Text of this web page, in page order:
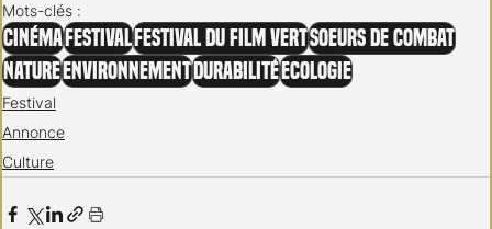
Mots-clés :
Cinéma Festival Festival du Film VertSoeurs de Combat
Nature Environnement Durabilité Ecologie
Festival
Annonce
Culture